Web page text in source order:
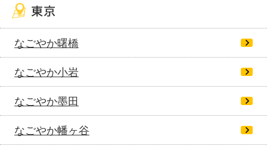
なごやか曙橋
なごやか小岩
なごやか墨田
なごやか幡ヶ谷